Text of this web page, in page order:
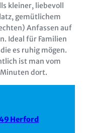
kleiner, liebevoll
gemütlichem
Anfassen auf
Ideal für Familien
es ruhig mögen.
ist man vom
dort.
Herford